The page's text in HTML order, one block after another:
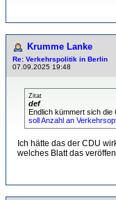
Krumme Lanke
Re: Verkehrspolitik in Berlin
07.09.2025 19:48
Zitat
def
Endlich kümmert sich die
soll Anzahl an
Ich hätte das der CDU
welches Blatt das